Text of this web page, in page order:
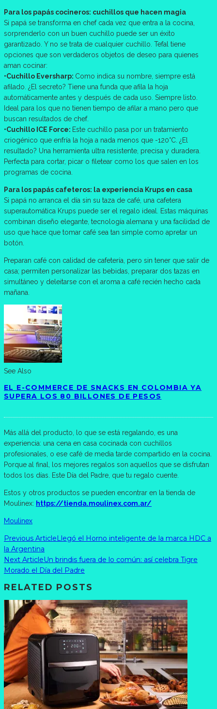
Para los papás cocineros: cuchillos que hacen magia
Si papá se transforma en chef cada vez que entra a la cocina,
sorprenderlo con un buen cuchillo puede ser un éxito
garantizado. Y no se trata de cualquier cuchillo. Tefal tiene
opciones que son verdaderos objetos de deseo para quienes
aman cocinar:
•Cuchillo Eversharp: Como indica su nombre, siempre está
afilado. ¿El secreto? Tiene una funda que afila la hoja
automáticamente antes y después de cada uso. Siempre listo.
Ideal para los que no tienen tiempo de afilar a mano pero que
buscan resultados de chef.
•Cuchillo ICE Force: Este cuchillo pasa por un tratamiento
criogénico que enfría la hoja a nada menos que -120°C. ¿El
resultado? Una herramienta ultra resistente, precisa y duradera.
Perfecta para cortar, picar o filetear como los que salen en los
programas de cocina.
Para los papás cafeteros: la experiencia Krups en casa
Si papá no arranca el día sin su taza de café, una cafetera
superautomática Krups puede ser el regalo ideal. Estas máquinas
combinan diseño elegante, tecnología alemana y una facilidad de
uso que hace que tomar café sea tan simple como apretar un
botón.
Preparan café con calidad de cafetería, pero sin tener que salir de
casa; permiten personalizar las bebidas, preparar dos tazas en
simultáneo y deleitarse con el aroma a café recién hecho cada
mañana.
See Also
EL E-COMMERCE DE SNACKS EN COLOMBIA YA
SUPERA LOS 80 BILLONES DE PESOS
Más allá del producto, lo que se está regalando, es una
experiencia: una cena en casa cocinada con cuchillos
profesionales, o ese café de media tarde compartido en la cocina.
Porque al final, los mejores regalos son aquellos que se disfrutan
todos los días. Este Día del Padre, que tu regalo cuente.
Estos y otros productos se pueden encontrar en la tienda de
Moulinex: https://tienda.moulinex.com.ar/
Moulinex
Previous ArticleLlegó el Horno inteligente de la marca HDC a
la Argentina
Next ArticleUn brindis fuera de lo común: así celebra Tigre
Morado el Día del Padre
RELATED POSTS